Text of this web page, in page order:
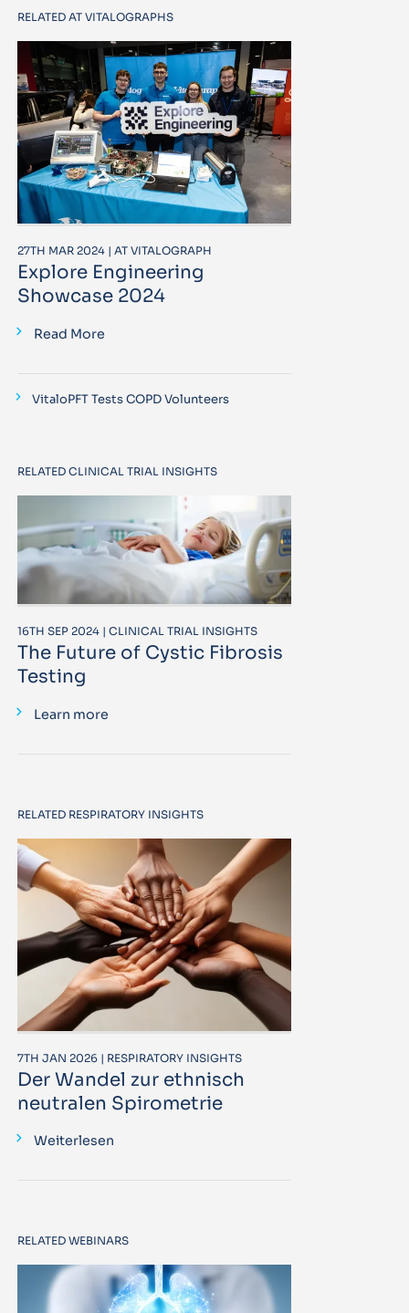
RELATED AT VITALOGRAPHS
27TH MAR 2024 | AT VITALOGRAPH
Explore Engineering
Showcase 2024
Read More
VitaloPFT Tests COPD Volunteers
RELATED CLINICAL TRIAL INSIGHTS
16TH SEP 2024 | CLINICAL TRIAL INSIGHTS
The Future of Cystic Fibrosis
Testing
Learn more
RELATED RESPIRATORY INSIGHTS
7TH JAN 2026 | RESPIRATORY INSIGHTS
Der Wandel zur ethnisch
neutralen Spirometrie
Weiterlesen
RELATED WEBINARS